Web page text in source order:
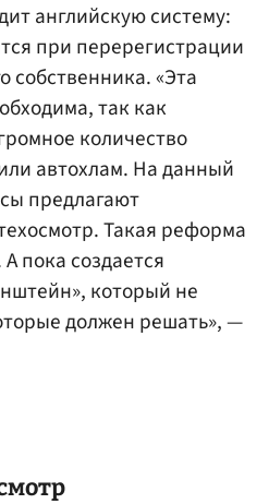
английскую систему:
при перерегистрации
собственника. «Эта
так как
количество
автохлам. На данный
предлагают
Такая реформа
пока создается
который не
должен решать», —